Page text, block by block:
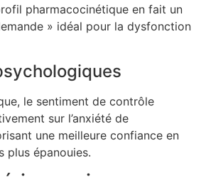
pharmacocinétique en fait un
» idéal pour la dysfonction
le sentiment de contrôle
sur l’anxiété de
une meilleure confiance en
plus épanouies.